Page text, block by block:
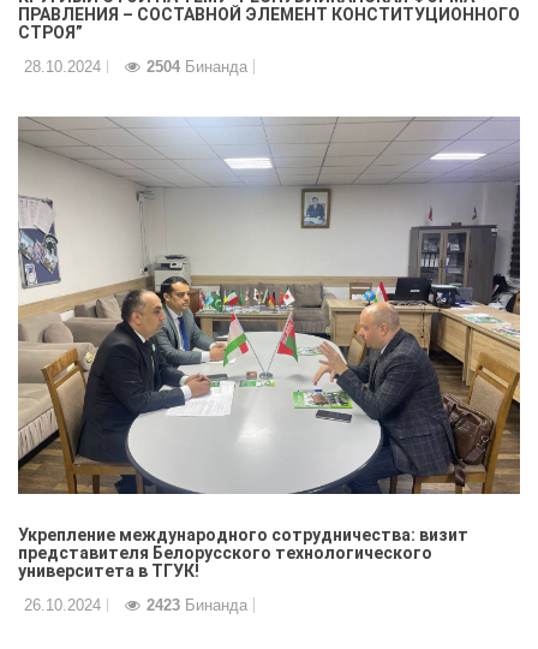
ПРАВЛЕНИЯ – СОСТАВНОЙ ЭЛЕМЕНТ КОНСТИТУЦИОННОГО
СТРОЯ”
28.10.2024 2504 Бинанда
Укрепление международного сотрудничества: визит
представителя Белорусского технологического
университета в ТГУК!
26.10.2024 2423 Бинанда